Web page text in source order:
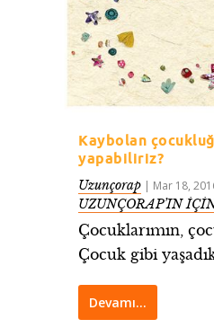
Kaybolan
yapabiliriz?
Uzunçorap | Mar 18,
UZUNÇORAP’IN
Çocuklarımın,
Çocuk gibi
Devamı…